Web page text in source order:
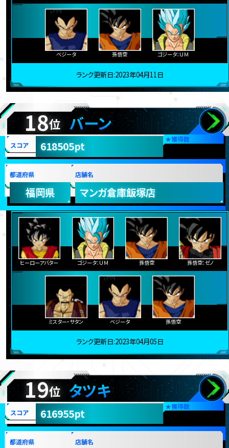
ベジータ 孫悟空 ゴジータ：ＵＭ
ランク更新日:2023年04月11日
18位 バーン
★獲得数
スコア 618505pt
都道府県
福岡県
店舗名
マンガ倉庫飯塚店
ヒーローアバター ゴジータ：ＵＭ 孫悟空 孫悟空：ゼノ
ミスター・サタン ベジータ 孫悟空
ランク更新日:2023年04月05日
19位 タツキ
★獲得数
スコア 616955pt
都道府県 店舗名